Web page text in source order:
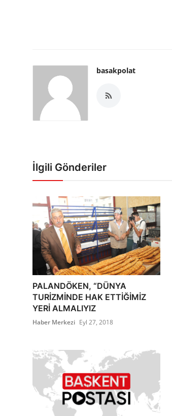
basakpolat
İlgili Gönderiler
PALANDÖKEN, “DÜNYA
TURİZMİNDE HAK ETTİĞİMİZ
YERİ ALMALIYIZ
Haber Merkezi Eyl 27, 2018